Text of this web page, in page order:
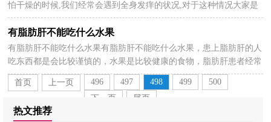
怕干燥的时候,我们经常会遇到全身发痒的状况,对于这种情况大家是
非常苦恼的。因为引起全身瘙痒的原因是特别多...
有脂肪肝不能吃什么水果
2023-01-21
有脂肪肝不能吃什么水果有脂肪肝不能吃什么水果，患上脂肪肝的人
吃东西都是会比较谨慎的，水果是比较健康的食物，脂肪肝患者经常
吃水果有利于疾病的恢复，但患者要根据自己的情况选...
首页
上一页 496 497 498 499
500
下一页
尾页
热文推荐